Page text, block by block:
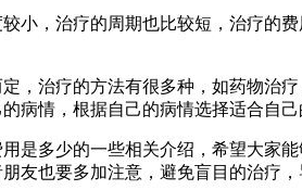
小，治疗的周期也比较短，治疗的
，治疗的方法有很多种，如药物治
病情，根据自己的病情选择适合自
是多少的一些相关介绍，希望大家
友也要多加注意，避免盲目的治疗，